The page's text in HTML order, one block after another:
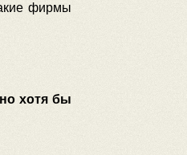
фирмы
хотя бы